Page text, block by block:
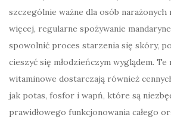
szczególnie ważne dla osób narażonych
więcej, regularne spożywanie
spowolnić proces starzenia się skóry,
cieszyć się młodzieńczym wyglądem. Te
witaminowe dostarczają również
jak potas, fosfor i wapń, które są
prawidłowego funkcjonowania całego